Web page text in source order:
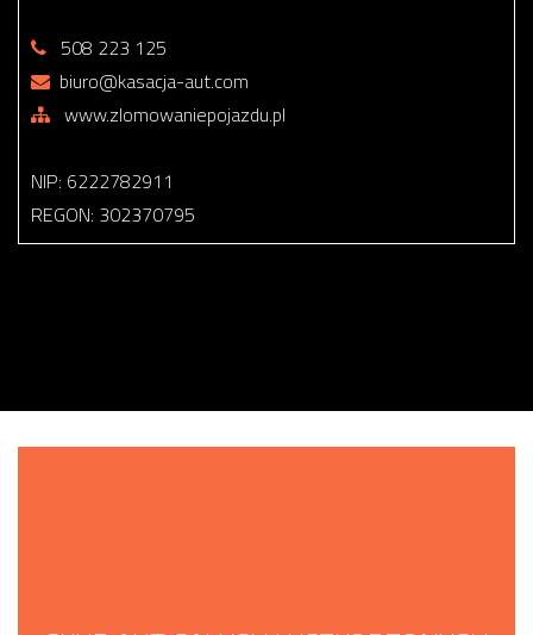
508 223 125
biuro@kasacja-aut.com
www.zlomowaniepojazdu.pl
NIP: 6222782911
REGON: 302370795